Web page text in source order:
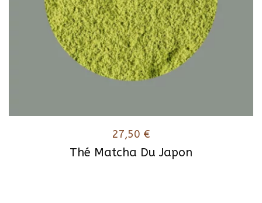
Thé Matcha Du Japon
27,50 €